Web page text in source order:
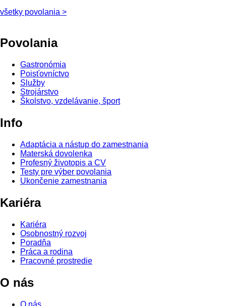
všetky povolania >
Povolania
Gastronómia
Poisťovníctvo
Služby
Strojárstvo
Školstvo, vzdelávanie, šport
Info
Adaptácia a nástup do zamestnania
Materská dovolenka
Profesný životopis a CV
Testy pre výber povolania
Ukončenie zamestnania
Kariéra
Kariéra
Osobnostný rozvoj
Poradňa
Práca a rodina
Pracovné prostredie
O nás
O nás